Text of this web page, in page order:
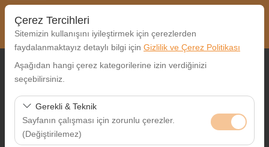
Çerez Tercihleri
Sitemizin kullanışını iyileştirmek için çerezlerden
faydalanmaktayız detaylı bilgi için Gizlilik ve Çerez Politikası
Aşağıdan hangi çerez kategorilerine izin verdiğinizi
seçebilirsiniz.
Gerekli & Teknik
Sayfanın çalışması için zorunlu çerezler.
(Değiştirilemez)
Alış Lokasyonu
Farklı yerde bırakmak istiyorum